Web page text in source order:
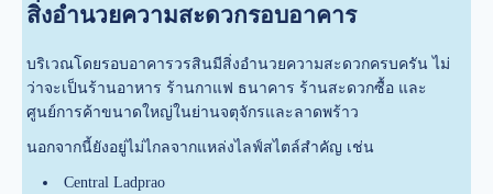
สิ่งอำนวยความสะดวกรอบอาคาร
บริเวณโดยรอบอาคารวรสินมีสิ่งอำนวยความสะดวกครบครัน ไม่
ว่าจะเป็นร้านอาหาร ร้านกาแฟ ธนาคาร ร้านสะดวกซื้อ และ
ศูนย์การค้าขนาดใหญ่ในย่านจตุจักรและลาดพร้าว
นอกจากนี้ยังอยู่ไม่ไกลจากแหล่งไลฟ์สไตล์สำคัญ เช่น
Central Ladprao